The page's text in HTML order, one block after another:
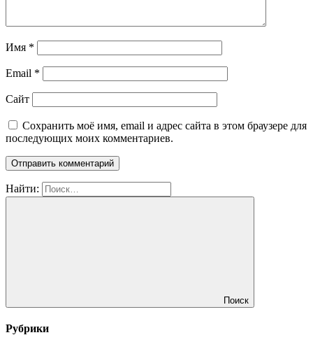
Имя *
Email *
Сайт
Сохранить моё имя, email и адрес сайта в этом браузере для
последующих моих комментариев.
Найти:
Поиск
Рубрики